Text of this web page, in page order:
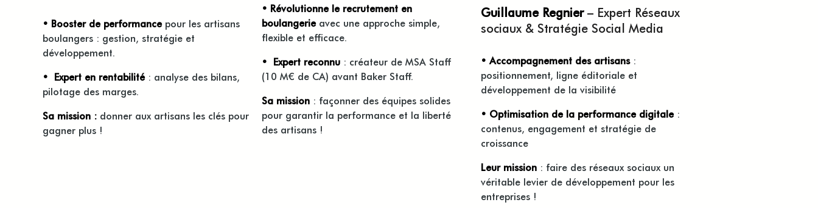
• Booster de performance pour les artisans
boulangers : gestion, stratégie et
développement.
• Expert en rentabilité : analyse des bilans,
pilotage des marges.
Sa mission : donner aux artisans les clés pour
gagner plus !​
• Révolutionne le recrutement en
boulangerieavec une approche simple,
flexible et efficace.
• Expert reconnu: créateur de MSA Staff
(10 M€ de CA) avant Baker Staff.​
Sa mission: façonner des équipes solides
pour garantir la performance et la liberté
des artisans !​
Guillaume Regnier– Expert Réseaux
sociaux & Stratégie Social Media
• Accompagnement des artisans :
positionnement, ligne éditoriale et
développement de la visibilité​
• Optimisation de la performance digitale :
contenus, engagement et stratégie de
croissance​
Leur mission: faire des réseaux sociaux un
véritable levier de développement pour les
entreprises !​